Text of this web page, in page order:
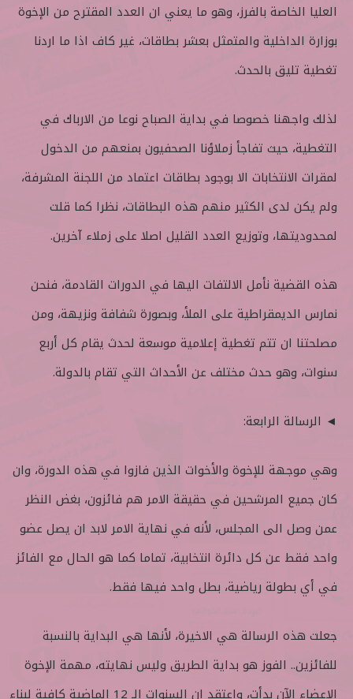
العليا الخاصة بالفرز، وهو ما يعني ان العدد المقترح من الإخوة
بوزارة الداخلية والمتمثل بعشر بطاقات، غير كاف اذا ما اردنا
تغطية تليق بالحدث.
لذلك واجهنا خصوصا في بداية الصباح نوعا من الارباك في
التغطية، حيث تفاجأ زملاؤنا الصحفيون بمنعهم من الدخول
لمقرات الانتخابات الا بوجود بطاقات اعتماد من اللجنة المشرفة،
ولم يكن لدى الكثير منهم هذه البطاقات، نظرا كما قلت
لمحدوديتها، وتوزيع العدد القليل اصلا على زملاء آخرين.
هذه القضية نأمل الالتفات اليها في الدورات القادمة، فنحن
نمارس الديمقراطية على الملأ، وبصورة شفافة ونزيهة، ومن
مصلحتنا ان تتم تغطية إعلامية موسعة لحدث يقام كل أربع
سنوات، وهو حدث مختلف عن الأحداث التي تقام بالدولة.
◄ الرسالة الرابعة:
وهي موجهة للإخوة والأخوات الذين فازوا في هذه الدورة، وان
كان جميع المرشحين في حقيقة الامر هم فائزون، بغض النظر
عمن وصل الى المجلس، لأنه في نهاية الامر لابد ان يصل عضو
واحد فقط عن كل دائرة انتخابية، تماما كما هو الحال مع الفائز
في أي بطولة رياضية، بطل واحد فيها فقط.
جعلت هذه الرسالة هي الاخيرة، لأنها هي البداية بالنسبة
للفائزين.. الفوز هو بداية الطريق وليس نهايته، مهمة الإخوة
الاعضاء الآن بدأت، واعتقد ان السنوات الـ 12 الماضية كافية لبناء